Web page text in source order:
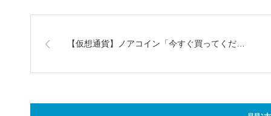
【仮想通貨】ノアコイン「今すぐ買ってくだ…